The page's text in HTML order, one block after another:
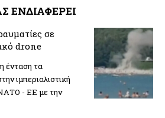
ΕΝΔΙΑΦΕΡΕΙ
σε
drone
ένταση τα
ιμπεριαλιστική
- ΕΕ με την